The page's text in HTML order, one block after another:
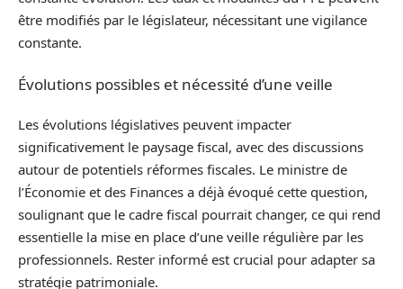
être modifiés par le législateur, nécessitant une vigilance
constante.
Évolutions possibles et nécessité d’une veille
Les évolutions législatives peuvent impacter
significativement le paysage fiscal, avec des discussions
autour de potentiels réformes fiscales. Le ministre de
l’Économie et des Finances a déjà évoqué cette question,
soulignant que le cadre fiscal pourrait changer, ce qui rend
essentielle la mise en place d’une veille régulière par les
professionnels. Rester informé est crucial pour adapter sa
stratégie patrimoniale.